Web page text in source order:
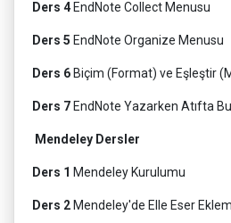
Ders 4 EndNote Collect Menusu
Ders 5 EndNote Organize Menusu
Ders 6 Biçim (Format) ve Eşleştir
Ders 7 EndNote Yazarken Atıfta
Mendeley Dersler
Ders 1 Mendeley Kurulumu
Ders 2 Mendeley'de Elle Eser